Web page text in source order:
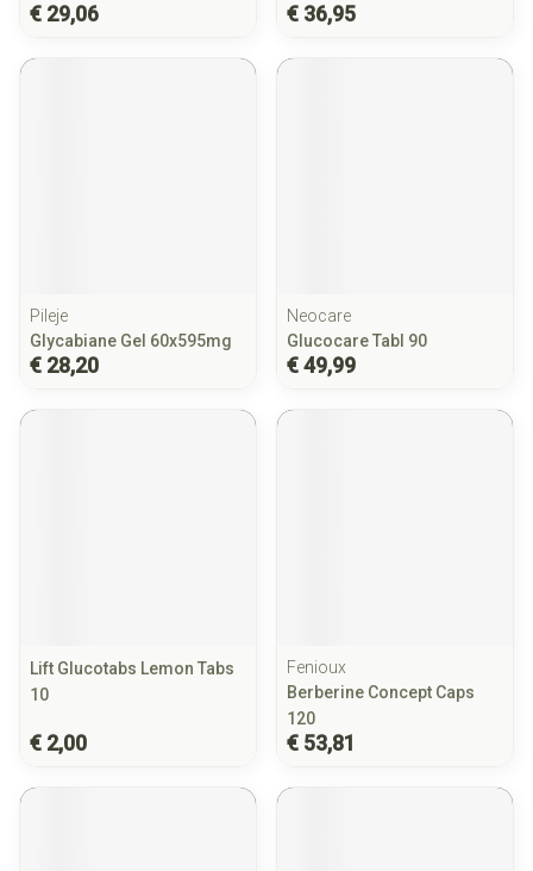
€ 29,06 € 36,95
Pileje
Glycabiane Gel 60x595mg
€ 28,20
Neocare
Glucocare Tabl 90
€ 49,99
Lift Glucotabs Lemon Tabs
10
€ 2,00
Fenioux
Berberine Concept Caps
120
€ 53,81